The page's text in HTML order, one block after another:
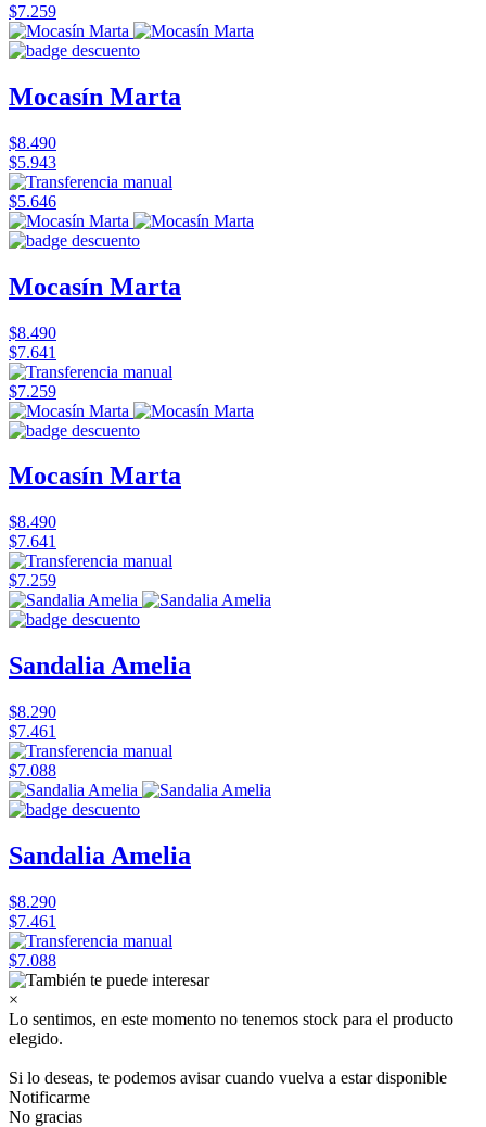
$7.259
Mocasín Marta
$8.490
$5.943
$5.646
Mocasín Marta
$8.490
$7.641
$7.259
Mocasín Marta
$8.490
$7.641
$7.259
Sandalia Amelia
$8.290
$7.461
$7.088
Sandalia Amelia
$8.290
$7.461
$7.088
×
Lo sentimos, en este momento no tenemos stock para el producto
elegido.
Si lo deseas, te podemos avisar cuando vuelva a estar disponible
Notificarme
No gracias